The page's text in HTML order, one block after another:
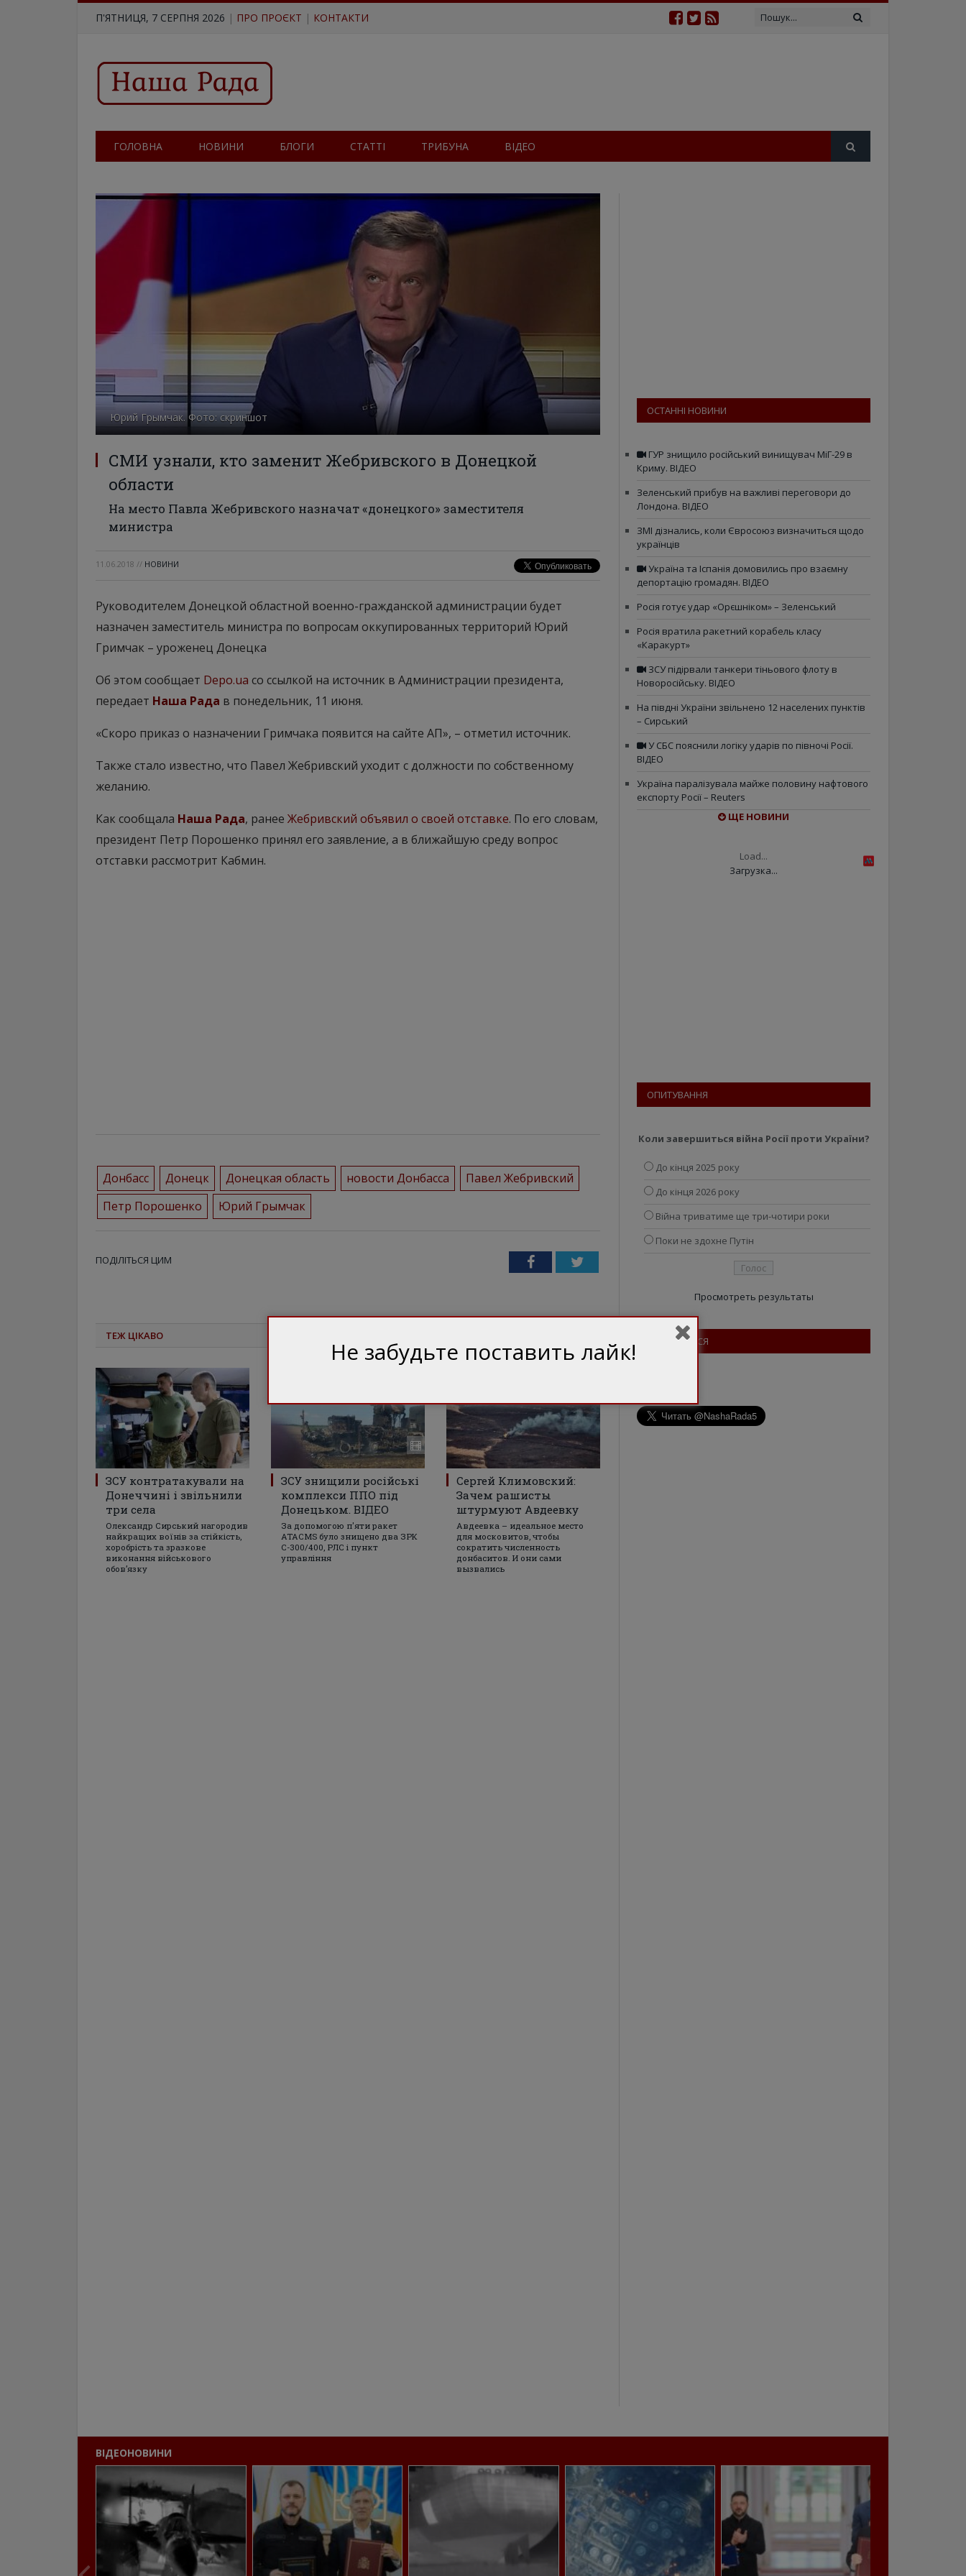
П'ЯТНИЦЯ, 7 СЕРПНЯ 2026 | ПРО ПРОЄКТ | КОНТАКТИ
ГОЛОВНА НОВИНИ БЛОГИ СТАТТІ ТРИБУНА ВІДЕО
Юрий Грымчак. Фото: скриншот
СМИ узнали, кто заменит Жебривского в Донецкой
области
На место Павла Жебривского назначат «донецкого» заместителя
министра
11.06.2018 // НОВИНИ
Руководителем Донецкой областной военно-гражданской администрации будет
назначен заместитель министра по вопросам оккупированных территорий Юрий
Гримчак – уроженец Донецка
Об этом сообщает Depo.ua со ссылкой на источник в Администрации президента,
передает Наша Рада в понедельник, 11 июня.
«Скоро приказ о назначении Гримчака появится на сайте АП», – отметил источник.
Также стало известно, что Павел Жебривский уходит с должности по собственному
желанию.
Как сообщала Наша Рада, ранее Жебривский объявил о своей отставке. По его словам,
президент Петр Порошенко принял его заявление, а в ближайшую среду вопрос
отставки рассмотрит Кабмин.
Донбасс Донецк Донецкая область новости Донбасса
Павел Жебривский
Петр Порошенко
Юрий Грымчак
ПОДІЛІТЬСЯ ЦИМ FacebookTwitter
ТЕЖ ЦІКАВО
ЗСУ контратакували на
Донеччині і звільнили
три села
Олександр Сирський нагородив
найкращих воїнів за стійкість,
хоробрість та зразкове
виконання військового
обов’язку
ЗСУ знищили російські
комплекси ППО під
Донецьком. ВІДЕО
За допомогою п'яти ракет
ATACMS було знищено два ЗРК
С-300/400, РЛС і пункт
управління
Сергей Климовский:
Зачем рашисты
штурмуют Авдеевку
Авдеевка – идеальное место
для московитов, чтобы
сократить численность
донбаситов. И они сами
вызвались
ОСТАННІ НОВИНИ
ГУР знищило російський винищувач МіГ-29 в
Криму. ВІДЕО
Зеленський прибув на важливі переговори до
Лондона. ВІДЕО
ЗМІ дізнались, коли Євросоюз визначиться щодо
українців
Україна та Іспанія домовились про взаємну
депортацію громадян. ВІДЕО
Росія готує удар «Орєшніком» – Зеленський
Росія вратила ракетний корабель класу
«Каракурт»
ЗСУ підірвали танкери тіньового флоту в
Новоросійську. ВІДЕО
На півдні України звільнено 12 населених пунктів
– Сирський
У СБС пояснили логіку ударів по півночі Росії.
ВІДЕО
Україна паралізувала майже половину нафтового
експорту Росії – Reuters
ЩЕ НОВИНИ
Load...
Загрузка...
ОПИТУВАННЯ
Коли завершиться війна Росії проти України?
До кінця 2025 року
До кінця 2026 року
Війна триватиме ще три-чотири роки
Поки не здохне Путін
Просмотреть результаты
ПІДПИШІТЬСЯ
ВІДЕОНОВИНИ
Не забудьте поставить лайк!